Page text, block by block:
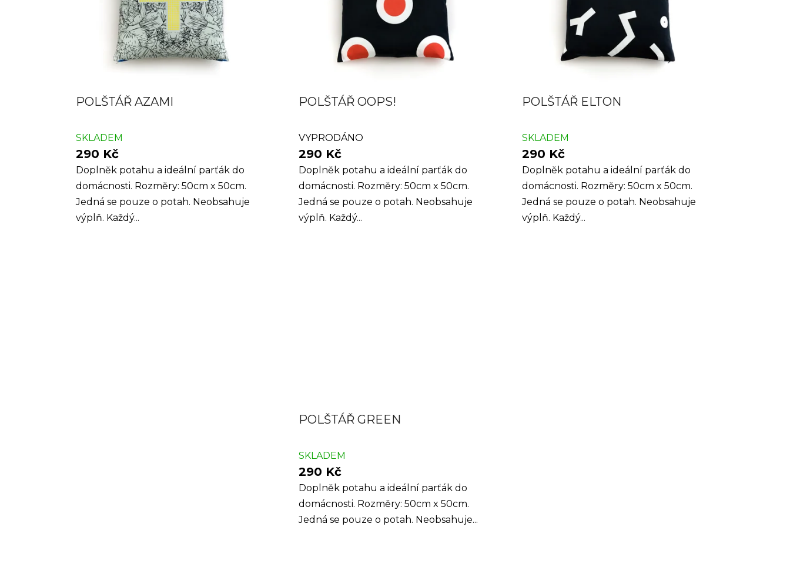
POLŠTÁŘ AZAMI
SKLADEM
290 Kč
Doplněk potahu a ideální parťák do
domácnosti. Rozměry: 50cm x 50cm.
Jedná se pouze o potah. Neobsahuje
výplň. Každý...
POLŠTÁŘ OOPS!
VYPRODÁNO
290 Kč
Doplněk potahu a ideální parťák do
domácnosti. Rozměry: 50cm x 50cm.
Jedná se pouze o potah. Neobsahuje
výplň. Každý...
POLŠTÁŘ ELTON
SKLADEM
290 Kč
Doplněk potahu a ideální parťák do
domácnosti. Rozměry: 50cm x 50cm.
Jedná se pouze o potah. Neobsahuje
výplň. Každý...
POLŠTÁŘ GREEN
SKLADEM
290 Kč
Doplněk potahu a ideální parťák do
domácnosti. Rozměry: 50cm x 50cm.
Jedná se pouze o potah. Neobsahuje...